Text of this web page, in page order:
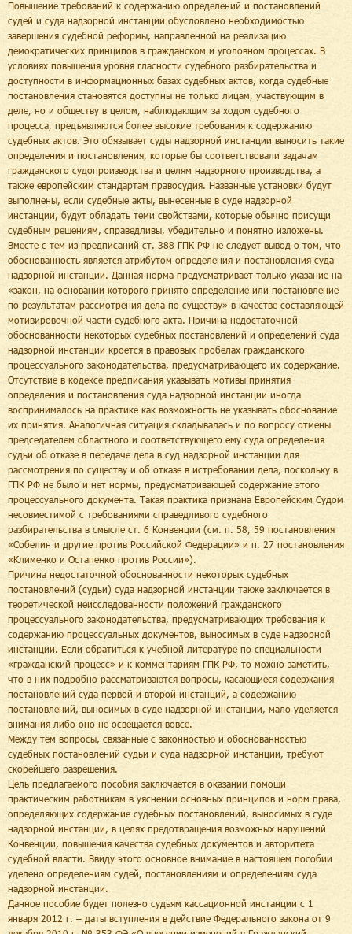
Повышение требований к содержанию определений и постановлений
судей и суда надзорной инстанции обусловлено необходимостью
завершения судебной реформы, направленной на реализацию
демократических принципов в гражданском и уголовном процессах. В
условиях повышения уровня гласности судебного разбирательства и
доступности в информационных базах судебных актов, когда судебные
постановления становятся доступны не только лицам, участвующим в
деле, но и обществу в целом, наблюдающим за ходом судебного
процесса, предъявляются более высокие требования к содержанию
судебных актов. Это обязывает суды надзорной инстанции выносить такие
определения и постановления, которые бы соответствовали задачам
гражданского судопроизводства и целям надзорного производства, а
также европейским стандартам правосудия. Названные установки будут
выполнены, если судебные акты, вынесенные в суде надзорной
инстанции, будут обладать теми свойствами, которые обычно присущи
судебным решениям, справедливы, убедительно и понятно изложены.
Вместе с тем из предписаний ст. 388 ГПК РФ не следует вывод о том, что
обоснованность является атрибутом определения и постановления суда
надзорной инстанции. Данная норма предусматривает только указание на
«закон, на основании которого принято определение или постановление
по результатам рассмотрения дела по существу» в качестве составляющей
мотивировочной части судебного акта. Причина недостаточной
обоснованности некоторых судебных постановлений и определений суда
надзорной инстанции кроется в правовых пробелах гражданского
процессуального законодательства, предусматривающего их содержание.
Отсутствие в кодексе предписания указывать мотивы принятия
определения и постановления суда надзорной инстанции иногда
воспринималось на практике как возможность не указывать обоснование
их принятия. Аналогичная ситуация складывалась и по вопросу отмены
председателем областного и соответствующего ему суда определения
судьи об отказе в передаче дела в суд надзорной инстанции для
рассмотрения по существу и об отказе в истребовании дела, поскольку в
ГПК РФ не было и нет нормы, предусматривающей содержание этого
процессуального документа. Такая практика признана Европейским Судом
несовместимой с требованиями справедливого судебного
разбирательства в смысле ст. 6 Конвенции (см. п. 58, 59 постановления
«Собелин и другие против Российской Федерации» и п. 27 постановления
«Клименко и Остапенко против России»).
Причина недостаточной обоснованности некоторых судебных
постановлений (судьи) суда надзорной инстанции также заключается в
теоретической неисследованности положений гражданского
процессуального законодательства, предусматривающих требования к
содержанию процессуальных документов, выносимых в суде надзорной
инстанции. Если обратиться к учебной литературе по специальности
«гражданский процесс» и к комментариям ГПК РФ, то можно заметить,
что в них подробно рассматриваются вопросы, касающиеся содержания
постановлений суда первой и второй инстанций, а содержанию
постановлений, выносимых в суде надзорной инстанции, мало уделяется
внимания либо оно не освещается вовсе.
Между тем вопросы, связанные с законностью и обоснованностью
судебных постановлений судьи и суда надзорной инстанции, требуют
скорейшего разрешения.
Цель предлагаемого пособия заключается в оказании помощи
практическим работникам в уяснении основных принципов и норм права,
определяющих содержание судебных постановлений, выносимых в суде
надзорной инстанции, в целях предотвращения возможных нарушений
Конвенции, повышения качества судебных документов и авторитета
судебной власти. Ввиду этого основное внимание в настоящем пособии
уделено определениям судей, постановлениям и определениям суда
надзорной инстанции.
Данное пособие будет полезно судьям кассационной инстанции с 1
января 2012 г. – даты вступления в действие Федерального закона от 9